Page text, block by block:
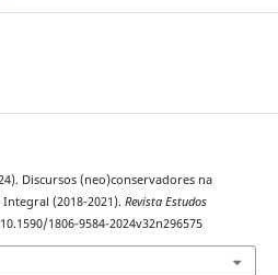
Discursos (neo)conservadores na
(2018-2021). Revista Estudos
1806-9584-2024v32n296575